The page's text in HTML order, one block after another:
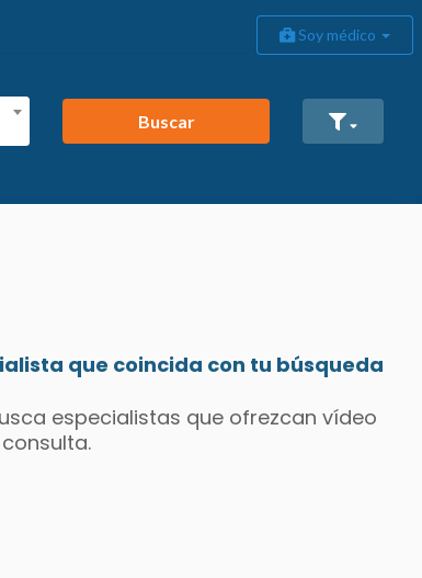
Soy médico
Buscar
que coincida con tu búsqueda
especialistas que ofrezcan vídeo
consulta.